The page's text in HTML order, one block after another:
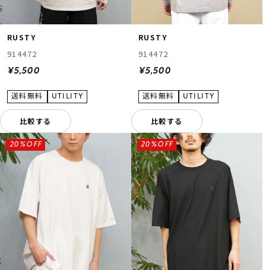
RUSTY
914472
¥5,500
比較する
RUSTY
914472
¥5,500
比較する
20%OFF 20%OFF